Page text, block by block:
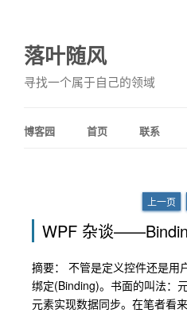
落叶随风
寻找一个属于自己的领域
博客园 首页 联系
上一页
WPF 杂谈
摘要： 不管是定义控件还是
绑定(Binding)。书面的叫法：
元素实现数据同步。在笔者看